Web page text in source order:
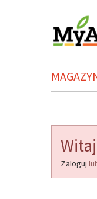
Zaloguj